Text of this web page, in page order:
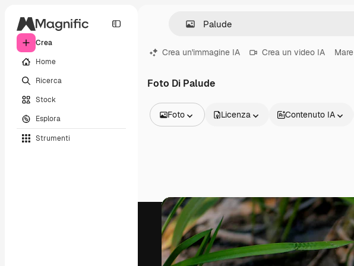
Crea
Home
Ricerca
Stock
Esplora
Strumenti
Crea un'immagine IA Crea un video IA Mare
Foto Di Palude
Foto
Video
Clip video
Motion graphic
Modelli di video
Icone
Modelli 3D
Font
Licenza Contenuto IA